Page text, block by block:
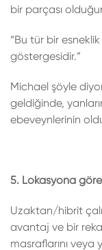
bir parçası
“Bu tür bir
göstergesidir.”
Michael şöyle
geldiğinde,
ebeveynlerinin
5. Lokasyona
Uzaktan/hibrit
avantaj ve bir
masraflarını